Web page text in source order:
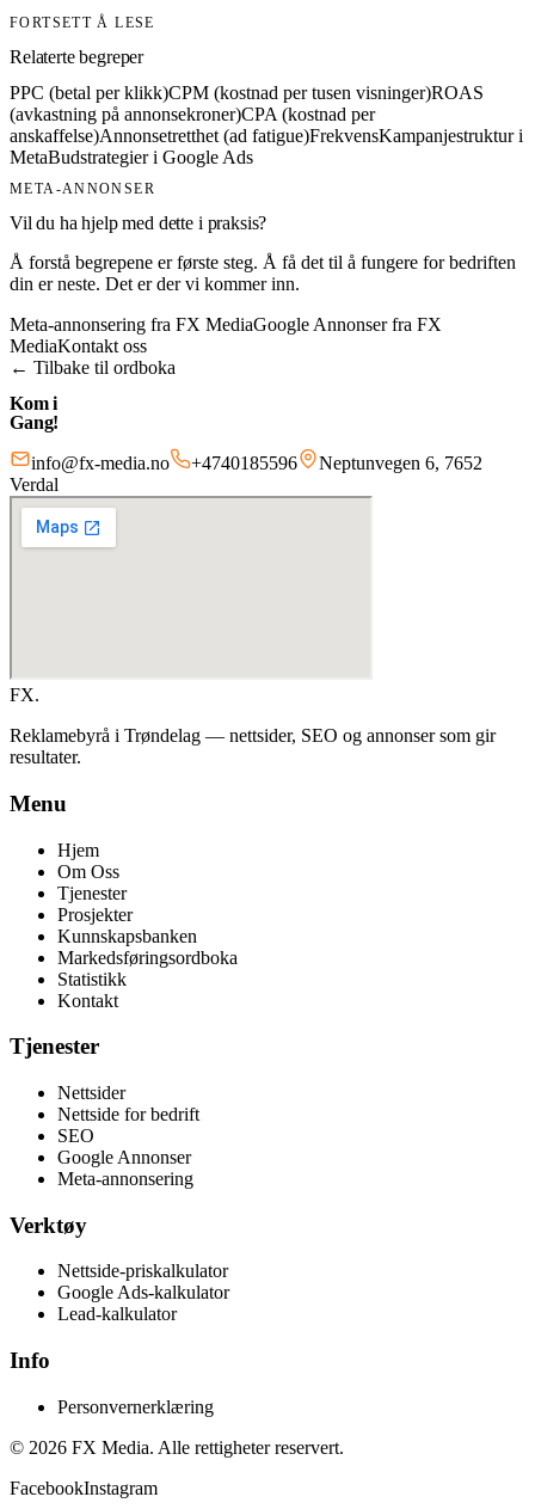
FORTSETT Å LESE
Relaterte begreper
PPC (betal per klikk)CPM (kostnad per tusen visninger)ROAS
(avkastning på annonsekroner)CPA (kostnad per
anskaffelse)Annonsetretthet (ad fatigue)FrekvensKampanjestruktur i
MetaBudstrategier i Google Ads
META-ANNONSER
Vil du ha hjelp med dette i praksis?
Å forstå begrepene er første steg. Å få det til å fungere for bedriften
din er neste. Det er der vi kommer inn.
Meta-annonsering fra FX MediaGoogle Annonser fra FX
MediaKontakt oss
← Tilbake til ordboka
Kom i
Gang!
info@fx-media.no +4740185596
Neptunvegen 6, 7652
Verdal
FX.
Reklamebyrå i Trøndelag — nettsider, SEO og annonser som gir
resultater.
Menu
Hjem
Om Oss
Tjenester
Prosjekter
Kunnskapsbanken
Markedsføringsordboka
Statistikk
Kontakt
Tjenester
Nettsider
Nettside for bedrift
SEO
Google Annonser
Meta-annonsering
Verktøy
Nettside-priskalkulator
Google Ads-kalkulator
Lead-kalkulator
Info
Personvernerklæring
© 2026 FX Media. Alle rettigheter reservert.
FacebookInstagram